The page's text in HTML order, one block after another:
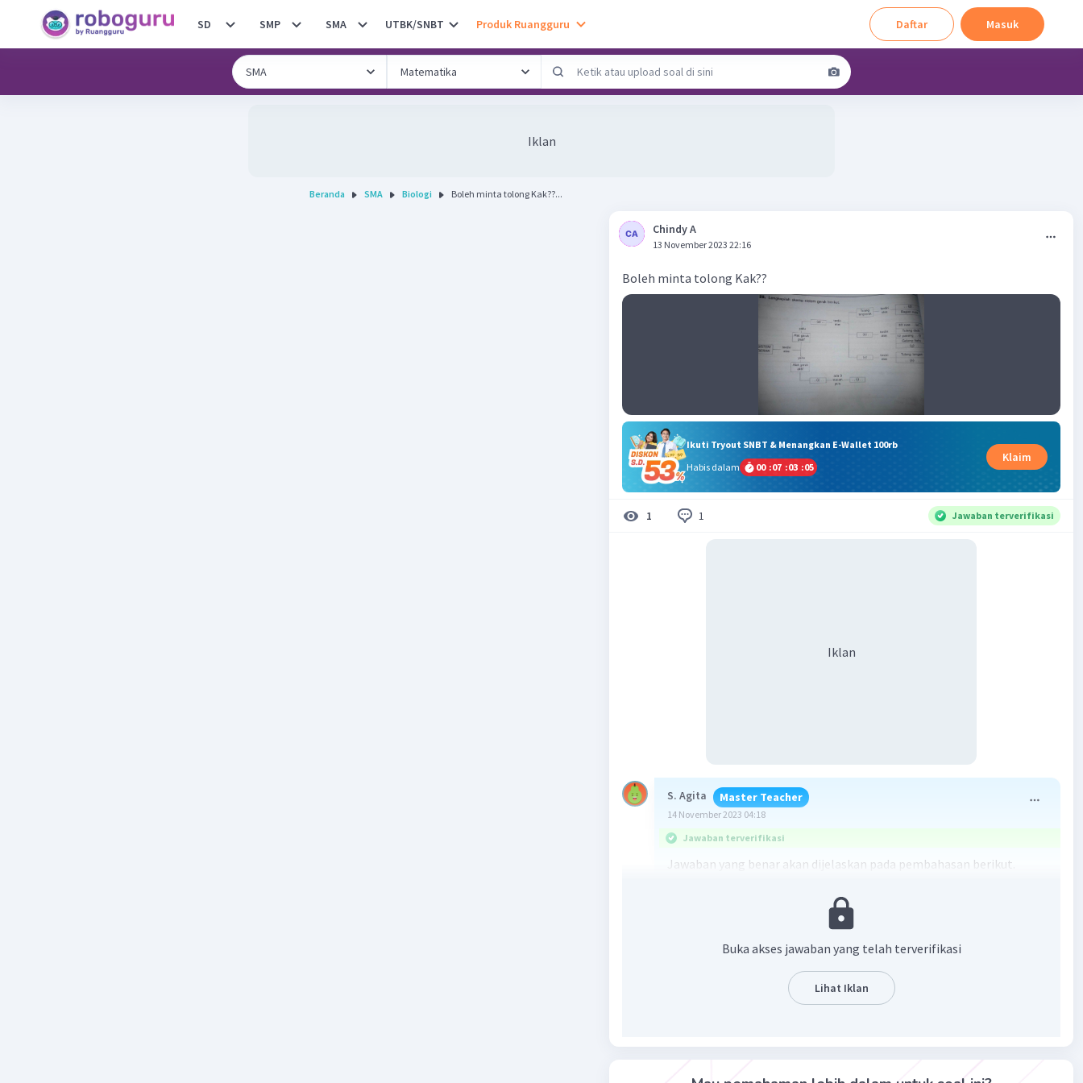
SD SMP SMA UTBK/SNBT Produk Ruangguru Daftar Masuk
Iklan
Beranda SMA Biologi Boleh minta tolong Kak??...
Chindy A
13 November 2023 22:16
Boleh minta tolong Kak??
Ikuti Tryout SNBT & Menangkan E-Wallet 100rb
Habis dalam
00 :07 :03 :05
Klaim
1 1 Jawaban terverifikasi
Iklan
S. Agita Master Teacher
14 November 2023 04:18
Jawaban terverifikasi
Jawaban yang benar akan dijelaskan pada pembahasan berikut.
b) tulang anggota tubuh
c) tulang anggota gerak
i) otot
Buka akses jawaban yang telah terverifikasi
Lihat Iklan